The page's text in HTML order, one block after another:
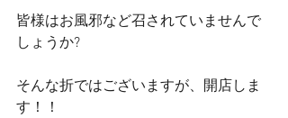
皆様はお風邪など召されていませんで
しょうか?
そんな折ではございますが、開店しま
す！！